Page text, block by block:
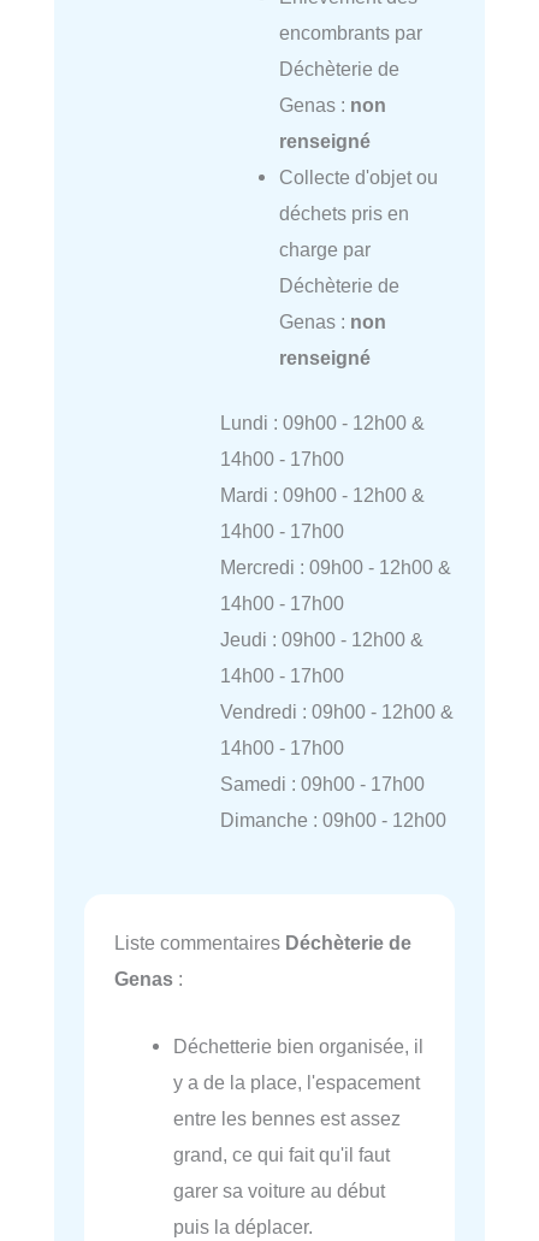
encombrants par
Déchèterie de
Genas : non
renseigné
Collecte d'objet ou
déchets pris en
charge par
Déchèterie de
Genas : non
renseigné
Lundi : 09h00 - 12h00 &
14h00 - 17h00
Mardi : 09h00 - 12h00 &
14h00 - 17h00
Mercredi : 09h00 - 12h00 &
14h00 - 17h00
Jeudi : 09h00 - 12h00 &
14h00 - 17h00
Vendredi : 09h00 - 12h00 &
14h00 - 17h00
Samedi : 09h00 - 17h00
Dimanche : 09h00 - 12h00
Liste commentaires Déchèterie de
Genas :
Déchetterie bien organisée, il
y a de la place, l'espacement
entre les bennes est assez
grand, ce qui fait qu'il faut
garer sa voiture au début
puis la déplacer.